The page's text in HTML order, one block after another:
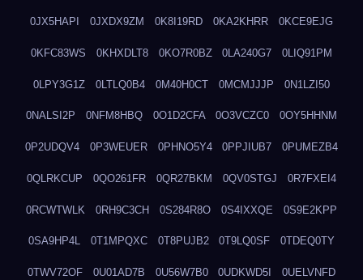
0JX5HAPI 0JXDX9ZM 0K8I19RD 0KA2KHRR 0KCE9EJG
0KFC83WS 0KHXDLT8 0KO7R0BZ 0LA240G7 0LIQ91PM
0LPY3G1Z 0LTLQ0B4 0M40H0CT 0MCMJJJP 0N1LZI50
0NALSI2P 0NFM8HBQ 0O1D2CFA 0O3VCZC0 0OY5HHNM
0P2UDQV4 0P3WEUER 0PHNO5Y4 0PPJIUB7 0PUMEZB4
0QLRKCUP 0QO261FR 0QR27BKM 0QV0STGJ 0R7FXEI4
0RCWTWLK 0RH9C3CH 0S284R8O 0S4IXXQE 0S9E2KPP
0SA9HP4L 0T1MPQXC 0T8PUJB2 0T9LQ0SF 0TDEQ0TY
0TWV72OF 0U01AD7B 0U56W7B0 0UDKWD5I 0UELVNFD